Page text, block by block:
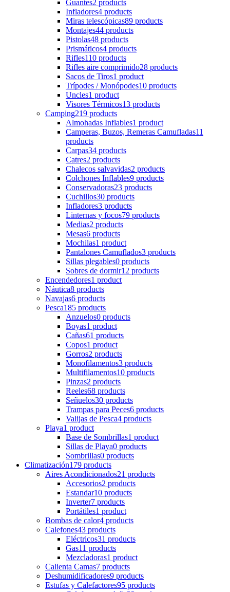
Guantes2 products
Infladores4 products
Miras telescópicas89 products
Montajes44 products
Pistolas48 products
Prismáticos4 products
Rifles110 products
Rifles aire comprimido28 products
Sacos de Tiros1 product
Trípodes / Monópodes10 products
Uncles1 product
Visores Térmicos13 products
Camping219 products
Almohadas Inflables1 product
Camperas, Buzos, Remeras Camufladas11
products
Carpas34 products
Catres2 products
Chalecos salvavidas2 products
Colchones Inflables9 products
Conservadoras23 products
Cuchillos30 products
Infladores3 products
Linternas y focos79 products
Medias2 products
Mesas6 products
Mochilas1 product
Pantalones Camuflados3 products
Sillas plegables0 products
Sobres de dormir12 products
Encendedores1 product
Náutica8 products
Navajas6 products
Pesca185 products
Anzuelos0 products
Boyas1 product
Cañas61 products
Copos1 product
Gorros2 products
Monofilamentos3 products
Multifilamentos10 products
Pinzas2 products
Reeles68 products
Señuelos30 products
Trampas para Peces6 products
Valijas de Pesca4 products
Playa1 product
Base de Sombrillas1 product
Sillas de Playa0 products
Sombrillas0 products
Climatización179 products
Aires Acondicionados21 products
Accesorios2 products
Estandar10 products
Inverter7 products
Portátiles1 product
Bombas de calor4 products
Calefones43 products
Eléctricos31 products
Gas11 products
Mezcladoras1 product
Calienta Camas7 products
Deshumidificadores9 products
Estufas y Calefactores95 products